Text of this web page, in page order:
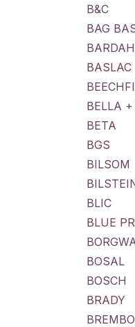
B&C
BAG
BASLAC
BELLA
BETA
BGS
BILSOM
BLIC
BLUE
BOSAL
BOSCH
BRADY
BREMBO